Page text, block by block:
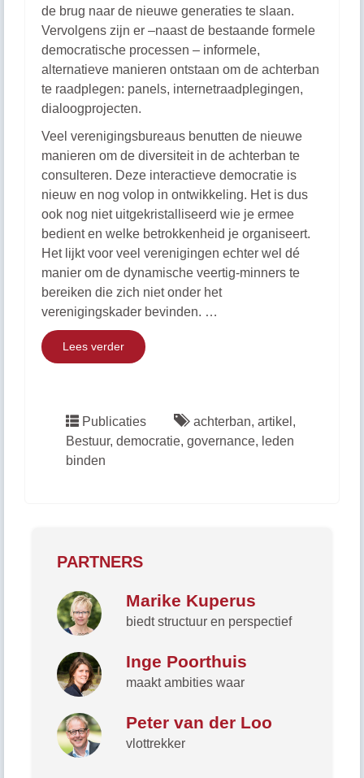
de brug naar de nieuwe generaties te slaan.
Vervolgens zijn er –naast de bestaande formele
democratische processen – informele,
alternatieve manieren ontstaan om de achterban
te raadplegen: panels, internetraadplegingen,
dialoogprojecten.
Veel verenigingsbureaus benutten de nieuwe
manieren om de diversiteit in de achterban te
consulteren. Deze interactieve democratie is
nieuw en nog volop in ontwikkeling. Het is dus
ook nog niet uitgekristalliseerd wie je ermee
bedient en welke betrokkenheid je organiseert.
Het lijkt voor veel verenigingen echter wel dé
manier om de dynamische veertig-minners te
bereiken die zich niet onder het
verenigingskader bevinden. …
Lees verder
Publicaties achterban, artikel ,
Bestuur, democratie, governance, leden
binden
PARTNERS
Marike Kuperus
biedt structuur en perspectief
Inge Poorthuis
maakt ambities waar
Peter van der Loo
vlottrekker